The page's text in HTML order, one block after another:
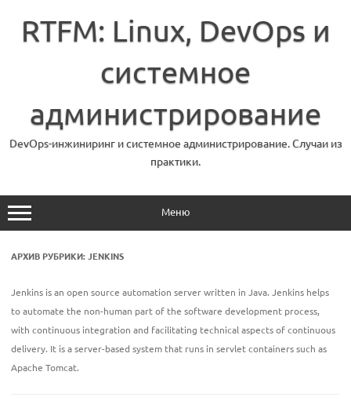
содержимому
RTFM: Linux, DevOps и
системное
администрирование
DevOps-инжиниринг и системное администрирование. Случаи из
практики.
Меню
АРХИВ РУБРИКИ:JENKINS
Jenkins is an open source automation server written in Java. Jenkins helps
to automate the non-human part of the software development process,
with continuous integration and facilitating technical aspects of continuous
delivery. It is a server-based system that runs in servlet containers such as
Apache Tomcat.